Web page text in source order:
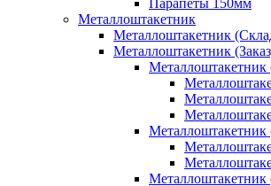
Металлоштакетник
Металлоштакетник
Металлоштакетник
Металлоштакетник